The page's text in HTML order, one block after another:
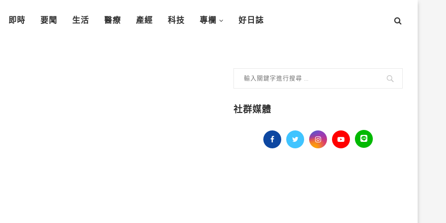
即時 要聞 生活 醫療 產經 科技 專欄 好日誌
社群媒體